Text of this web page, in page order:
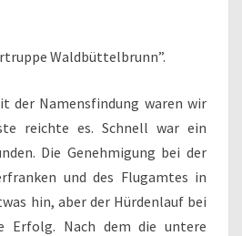
Waldbüttelbrunn”.
der Namensfindung waren wir
reichte es. Schnell war ein
Die Genehmigung bei der
und des Flugamtes in
hin, aber der Hürdenlauf bei
Erfolg. Nach dem die untere